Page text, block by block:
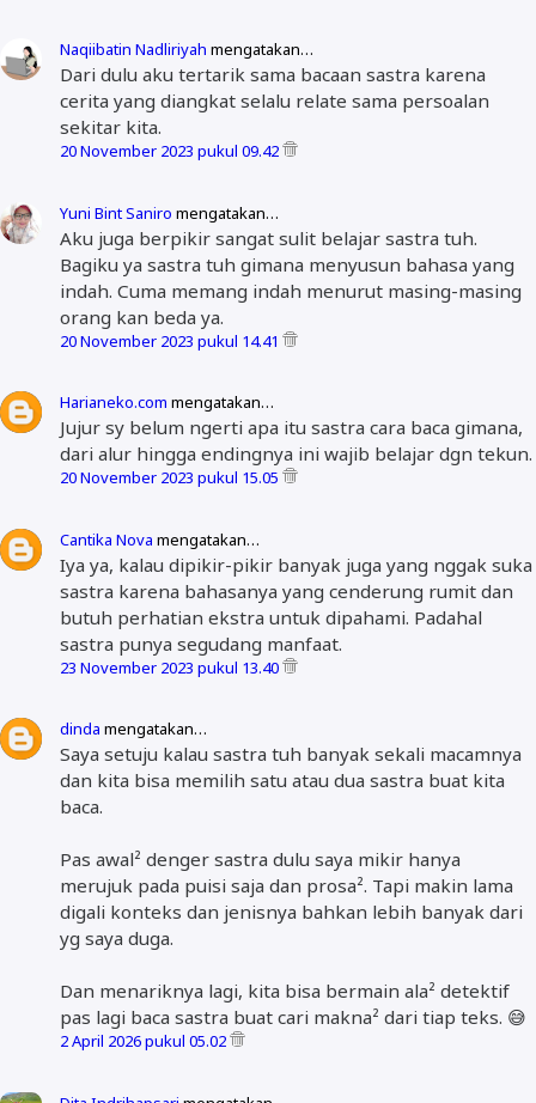
Naqiibatin Nadliriyah mengatakan…
Dari dulu aku tertarik sama bacaan sastra karena
cerita yang diangkat selalu relate sama persoalan
sekitar kita.
20 November 2023 pukul 09.42
Yuni Bint Saniro mengatakan…
Aku juga berpikir sangat sulit belajar sastra tuh.
Bagiku ya sastra tuh gimana menyusun bahasa yang
indah. Cuma memang indah menurut masing-masing
orang kan beda ya.
20 November 2023 pukul 14.41
Harianeko.com mengatakan…
Jujur sy belum ngerti apa itu sastra cara baca gimana,
dari alur hingga endingnya ini wajib belajar dgn tekun.
20 November 2023 pukul 15.05
Cantika Nova mengatakan…
Iya ya, kalau dipikir-pikir banyak juga yang nggak suka
sastra karena bahasanya yang cenderung rumit dan
butuh perhatian ekstra untuk dipahami. Padahal
sastra punya segudang manfaat.
23 November 2023 pukul 13.40
dinda mengatakan…
Saya setuju kalau sastra tuh banyak sekali macamnya
dan kita bisa memilih satu atau dua sastra buat kita
baca.
Pas awal² denger sastra dulu saya mikir hanya
merujuk pada puisi saja dan prosa². Tapi makin lama
digali konteks dan jenisnya bahkan lebih banyak dari
yg saya duga.
Dan menariknya lagi, kita bisa bermain ala² detektif
pas lagi baca sastra buat cari makna² dari tiap teks. 😅
2 April 2026 pukul 05.02